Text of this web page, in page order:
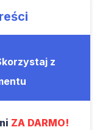
z
ZA DARMO!